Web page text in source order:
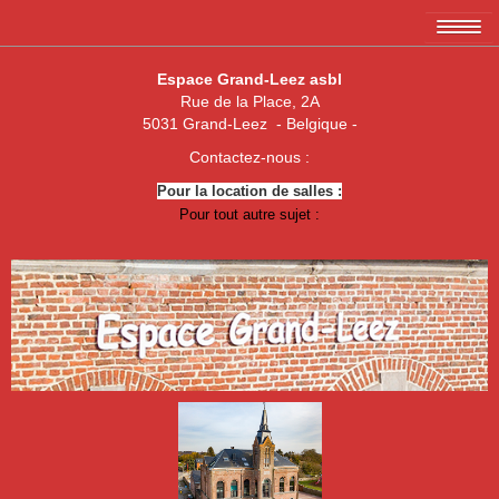
L'association EGL asbl
Amicale des 3 x 20
Association "Un enfant, une vie"
Royal Football Club Grand-Leez
Les pêcheurs réunis
Club des Jeunes de Grand-Leez
Nouvelle jeune paume Grand-Leez
Espace Grand-Leez asbl
Rue de la Place, 2A
5031 Grand-Leez - Belgique -
Contactez-nous :
Pour la location de salles :
Pour tout autre sujet :